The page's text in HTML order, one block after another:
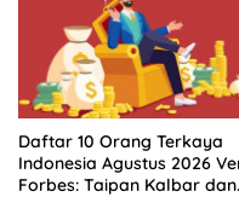
​Daftar 10 Orang Terkaya
Indonesia Agustus 2026
Forbes: Taipan Kalbar dan